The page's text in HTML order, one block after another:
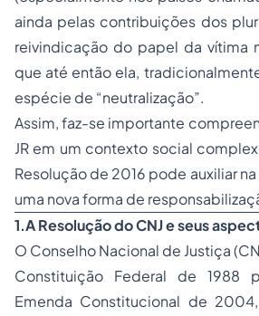
ainda pelas contribuições dos
reivindicação do papel da vítima
que até então ela,
espécie de “neutralização”.
Assim, faz-se importante
JR em um contexto social
Resolução de 2016 pode auxiliar
uma nova forma de
1.A Resolução do CNJ e seus
O Conselho Nacional de Justiça
Constituição Federal de 1988
Emenda Constitucional de